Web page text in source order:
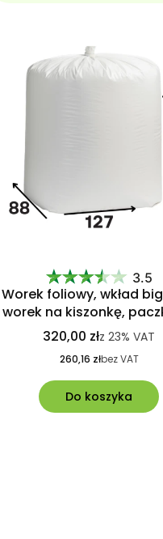
3.5
Worek foliowy, wkład
worek na kiszonkę,
sztuk
320,00 złz23% VAT
260,16 złbez VAT
Do koszyka